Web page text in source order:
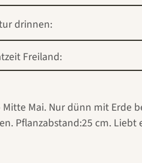
drinnen:
Freiland:
Mai. Nur dünn mit Erde
Pflanzabstand:25 cm.